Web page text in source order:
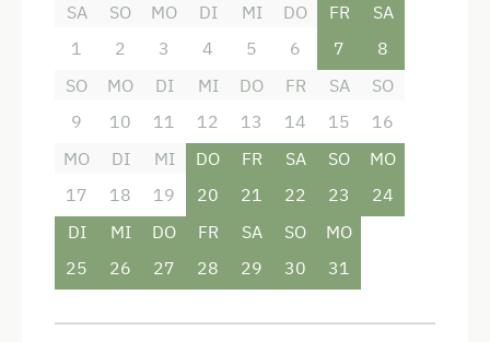
SA
1
SO
2
MO
3
DI
4
MI
5
DO
6
FR
7
SA
8
SO
9
MO
10
DI
11
MI
12
DO
13
FR
14
SA
15
SO
16
MO
17
DI
18
MI
19
DO
20
FR
21
SA
22
SO
23
MO
24
DI
25
MI
26
DO
27
FR
28
SA
29
SO
30
MO
31